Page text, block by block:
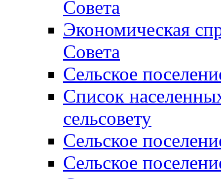
Совета
Экономическая
Совета
Сельское
Список
сельсовету
Сельское
Сельское